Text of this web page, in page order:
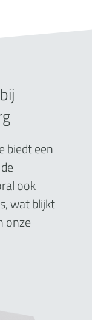
biedt een
ook
wat blijkt
onze